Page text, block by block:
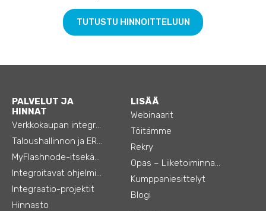
TUTUSTU HINNOITTELUUN
PALVELUT JA
HINNAT
Verkkokaupan integraatiot
Taloushallinnon ja ERP:n integraatiot
MyFlashnode-itsekäyttö-automaatio
Integroitavat ohjelmistot
Integraatio-projektit
Hinnasto
LISÄÄ
Webinaarit
Töitämme
Rekry
Opas – Liiketoiminnan tehostamiseen
Kumppaniesittelyt
Blogi